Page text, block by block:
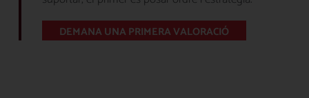
DEMANA UNA PRIMERA VALORACIÓ